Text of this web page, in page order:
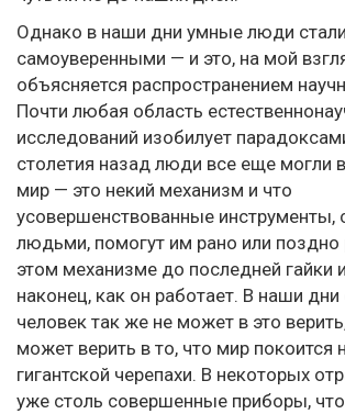
Однако в наши дни умные люди
самоуверенными — и это, на мой
объясняется распространением
Почти любая область
исследований изобилует
столетия назад люди все еще могли
мир — это некий механизм и что
усовершенствованные инструменты,
людьми, помогут им рано или поздно
этом механизме до последней гайки
наконец, как он работает. В наши
человек так же не может в это
может верить в то, что мир покоится
гигантской черепахи. В некоторых
уже столь совершенные приборы,